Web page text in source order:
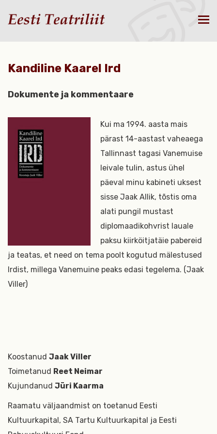
Kandiline Kaarel Ird
Dokumente ja kommentaare
Kui ma 1994. aasta mais
pärast 14-aastast vaheaega
Tallinnast tagasi Vanemuise
leivale tulin, astus ühel
päeval minu kabineti uksest
sisse Jaak Allik, tõstis oma
alati pungil mustast
diplomaadikohvrist lauale
paksu kiirköitjatäie pabereid
ja teatas, et need on tema poolt kogutud mälestused
Irdist, millega Vanemuine peaks edasi tegelema. (Jaak
Viller)
Koostanud Jaak Viller
Toimetanud Reet Neimar
Kujundanud Jüri Kaarma
Raamatu väljaandmist on toetanud Eesti
Kultuurkapital, SA Tartu Kultuurkapital ja Eesti